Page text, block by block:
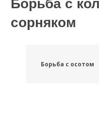
сорняком
Борьба с осотом